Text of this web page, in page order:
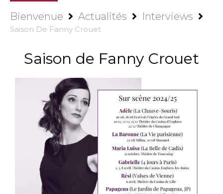
Bienvenue Actualités Interviews
Saison De Fanny Crouet
Saison de Fanny Crouet